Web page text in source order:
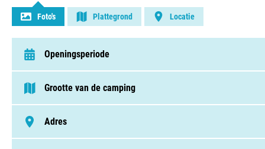
Foto's Plattegrond Locatie
Openingsperiode
van 1 juni t/m 30 september
Grootte van de camping
< 75 plaatsen
Adres
A Dareous, 32300 Clermont-Pouyguillès, Frankrijk